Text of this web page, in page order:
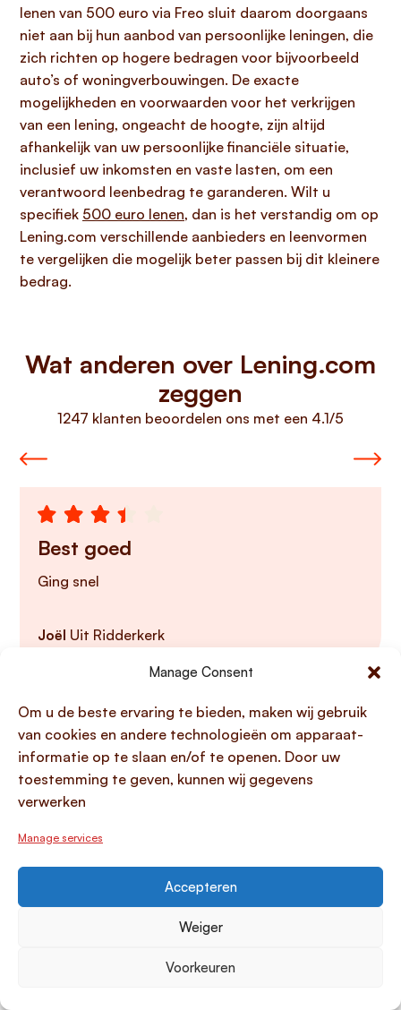
Manage Consent
Om u de beste ervaring te bieden, maken wij gebruik
van cookies en andere technologieën om apparaat-
informatie op te slaan en/of te openen. Door uw
toestemming te geven, kunnen wij gegevens
verwerken
Manage services
Accepteren
Weiger
Voorkeuren
lenen van 500 euro via Freo sluit daarom doorgaans
niet aan bij hun aanbod van persoonlijke leningen, die
zich richten op hogere bedragen voor bijvoorbeeld
auto’s of woningverbouwingen. De exacte
mogelijkheden en voorwaarden voor het verkrijgen
van een lening, ongeacht de hoogte, zijn altijd
afhankelijk van uw persoonlijke financiële situatie,
inclusief uw inkomsten en vaste lasten, om een
verantwoord leenbedrag te garanderen. Wilt u
specifiek 500 euro lenen, dan is het verstandig om op
Lening.com verschillende aanbieders en leenvormen
te vergelijken die mogelijk beter passen bij dit kleinere
bedrag.
Wat anderen over Lening.com
zeggen
1247 klanten beoordelen ons met een 4.1/5
Best goed
Ging snel
Joël Uit Ridderkerk
Geld lenen
Persoonlijke lening
Lening Oversluiten
Hoeveel kan ik lenen?
Populaire leendoelen
Verbouwing
Over Lening.com
Papendorpseweg 99,